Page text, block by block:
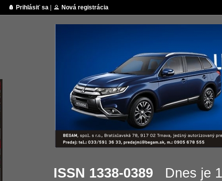
Prihlásiť sa Nová registrácia
ISSN 1338-0389 Dnes je